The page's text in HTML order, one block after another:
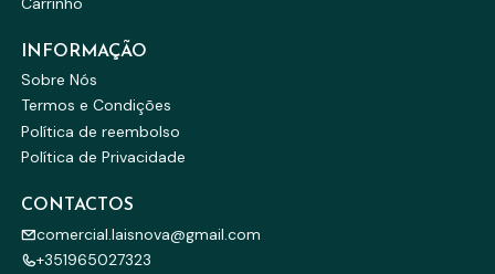
INFORMAÇÃO
Sobre Nós
Termos e Condições
Política de reembolso
Política de Privacidade
CONTACTOS
comercial.laisnova@gmail.com
+351965027323